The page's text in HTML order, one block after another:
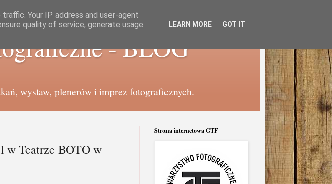
- BLOG
wystaw, plenerów i imprez fotograficznych.
w Teatrze BOTO w
Strona internetowa GTF
Your IP address and user-agent
quality of service, generate usage
LEARN MORE GOT IT